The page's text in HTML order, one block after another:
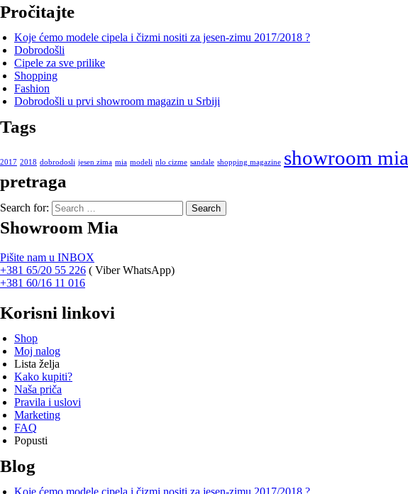
Pročitajte
Koje ćemo modele cipela i čizmi nositi za jesen-zimu 2017/2018 ?
Dobrodošli
Cipele za sve prilike
Shopping
Fashion
Dobrodošli u prvi showroom magazin u Srbiji
Tags
2017 2018 dobrodosli jesen zima mia modeli nlo cizme sandale shopping magazine showroom mia
pretraga
Search for:
Showroom Mia
Pišite nam u INBOX
+381 65/20 55 226 ( Viber WhatsApp)
+381 60/16 11 016
Korisni linkovi
Shop
Moj nalog
Lista želja
Kako kupiti?
Naša priča
Pravila i uslovi
Marketing
FAQ
Popusti
Blog
Koje ćemo modele cipela i čizmi nositi za jesen-zimu 2017/2018 ?